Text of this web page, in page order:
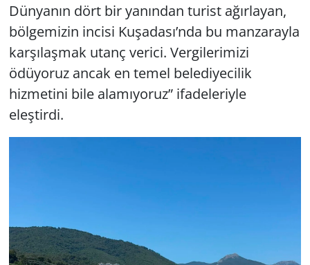
Dünyanın dört bir yanından turist ağırlayan,
bölgemizin incisi Kuşadası’nda bu manzarayla
karşılaşmak utanç verici. Vergilerimizi
ödüyoruz ancak en temel belediyecilik
hizmetini bile alamıyoruz” ifadeleriyle
eleştirdi.